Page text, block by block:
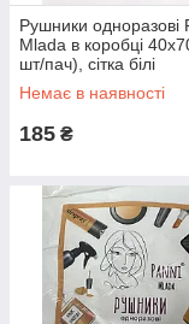
Рушники одноразові
Mlada в коробці
шт/пач), сітка білі
Немає в наявності
185 ₴